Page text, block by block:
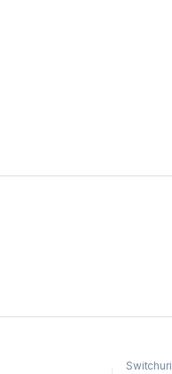
Switchuri